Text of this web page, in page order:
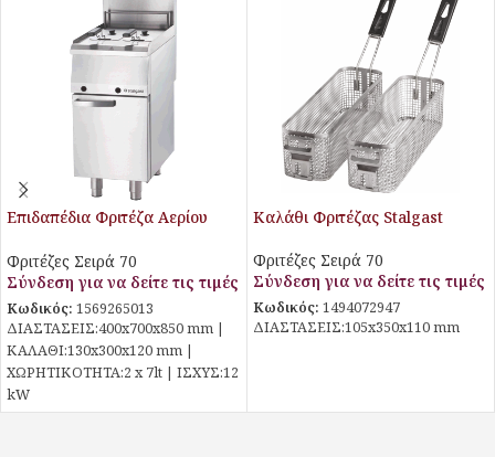
Επιδαπέδια Φριτέζα Αερίου
Φριτέζες Σειρά 70
Σύνδεση για να δείτε τις τιμές
Κωδικός: 1569265013
ΔΙΑΣΤΑΣΕΙΣ:400x700x850 mm |
ΚΑΛΑΘΙ:130x300x120 mm |
ΧΩΡΗΤΙΚΟΤΗΤΑ:2 x 7lt | ΙΣΧΥΣ:12
kW
Καλάθι Φριτέζας Stalgast
Φριτέζες Σειρά 70
Σύνδεση για να δείτε τις τιμές
Κωδικός: 1494072947
ΔΙΑΣΤΑΣΕΙΣ:105x350x110 mm